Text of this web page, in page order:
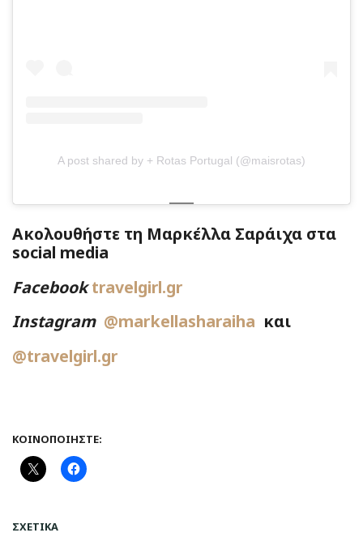
A post shared by + Rotas Portugal (@maisrotas)
Ακολουθήστε τη Μαρκέλλα Σαράιχα στα
social media
Facebook travelgirl.gr
Instagram @markellasharaiha και
@travelgirl.gr
ΚΟΙΝΟΠΟΙΉΣΤΕ:
ΣΧΕΤΙΚΆ